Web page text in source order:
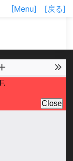
[Menu] [戻る]